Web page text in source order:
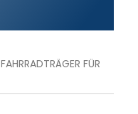
FAHRRADTRÄGER FÜR